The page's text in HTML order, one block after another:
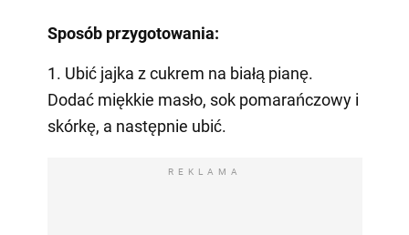
Sposób przygotowania:
1. Ubić jajka z cukrem na białą pianę.
Dodać miękkie masło, sok pomarańczowy i
skórkę, a następnie ubić.
REKLAMA